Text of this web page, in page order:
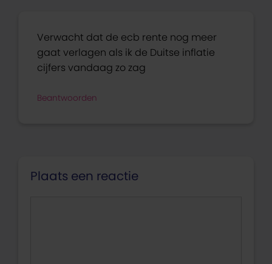
Verwacht dat de ecb rente nog meer
gaat verlagen als ik de Duitse inflatie
cijfers vandaag zo zag
Beantwoorden
Plaats een reactie